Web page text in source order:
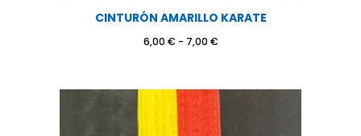
CINTURÓN AMARILLO KARATE
6,00 € - 7,00 €Rango
6,00 €
hasta
7,00 €